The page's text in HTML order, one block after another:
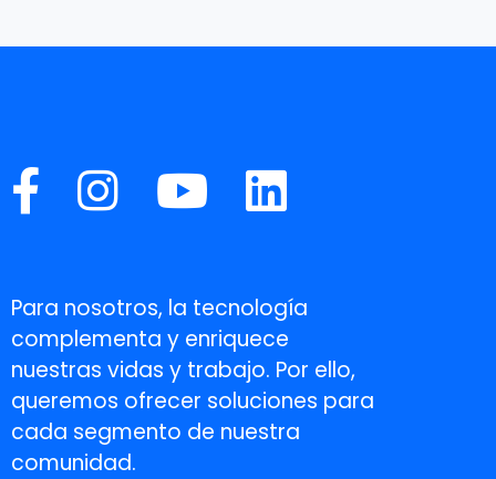
Para nosotros, la tecnología
complementa y enriquece
nuestras vidas y trabajo. Por ello,
queremos ofrecer soluciones para
cada segmento de nuestra
comunidad.